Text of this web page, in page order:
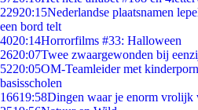
22920:15Nederlandse plaatsnamen
een bord telt
4020:14Horrorfilms #33: Halloween
2620:07Twee zwaargewonden bij
5220:05OM-Teamleider met
basisscholen
16619:58Dingen waar je enorm vrolijk